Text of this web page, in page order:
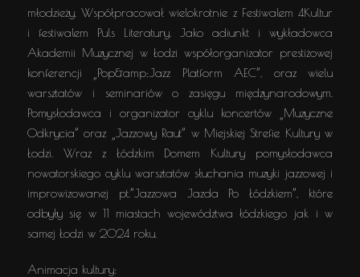
młodzieży. Współpracował wielokrotnie z Festiwalem 4Kultur
i festiwalem Puls Literatury. Jako adiunkt i wykładowca
Akademii Muzycznej w Łodzi współorganizator prestiżowej
konferencji „Pop&amp;Jazz Platform AEC”, oraz wielu
warsztatów i seminariów o zasięgu międzynarodowym.
Pomysłodawca i organizator cyklu koncertów „Muzyczne
Odkrycia” oraz „Jazzowy Raut” w Miejskiej Strefie Kultury w
Łodzi. Wraz z Łódzkim Domem Kultury pomysłodawca
nowatorskiego cyklu warsztatów słuchania muzyki jazzowej i
improwizowanej pt.”Jazzowa Jazda Po Łódzkiem”, które
odbyły się w 11 miastach województwa łódzkiego jak i w
samej Łodzi w 2024 roku.
Animacja kultury: